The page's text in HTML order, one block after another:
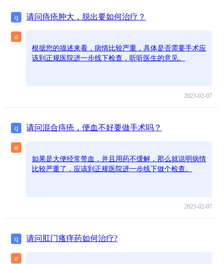
q 请问痔疮肿大，脱出要如何治疗？
a
根据您的描述来看，病情比较严重，具体是否需要手术应
该到正规医院进一步线下检查，听听医生的意见。
2023-02-07
q 请问混合痔疮，便血不好要做手术吗？
a
如果是大便经常带血，并且用药不缓解，那么就说明病情
比较严重了，应该到正规医院进一步线下做个检查。
2023-02-07
q 请问肛门瘙痒药如何治疗?
a